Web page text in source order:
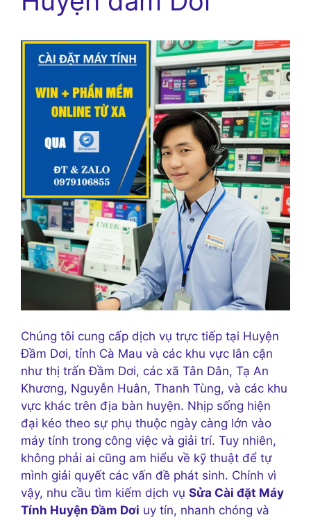
Chúng tôi cung cấp dịch vụ trực tiếp tại Huyện
Đầm Dơi, tỉnh Cà Mau và các khu vực lân cận
như thị trấn Đầm Dơi, các xã Tân Dân, Tạ An
Khương, Nguyễn Huân, Thanh Tùng, và các khu
vực khác trên địa bàn huyện. Nhịp sống hiện
đại kéo theo sự phụ thuộc ngày càng lớn vào
máy tính trong công việc và giải trí. Tuy nhiên,
không phải ai cũng am hiểu về kỹ thuật để tự
mình giải quyết các vấn đề phát sinh. Chính vì
vậy, nhu cầu tìm kiếm dịch vụ Sửa Cài đặt Máy
Tính Huyện Đầm Dơi uy tín, nhanh chóng và